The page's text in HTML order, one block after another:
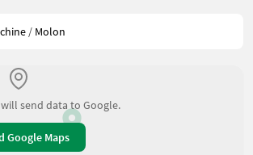
/ Molon
send data to Google.
Google Maps